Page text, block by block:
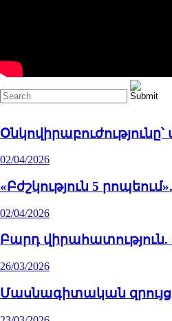
02/04/2026
«Բժշկություն 5
02/04/2026
Բարդ վիրահատություն.
26/03/2026
Մասնագիտական զրույց